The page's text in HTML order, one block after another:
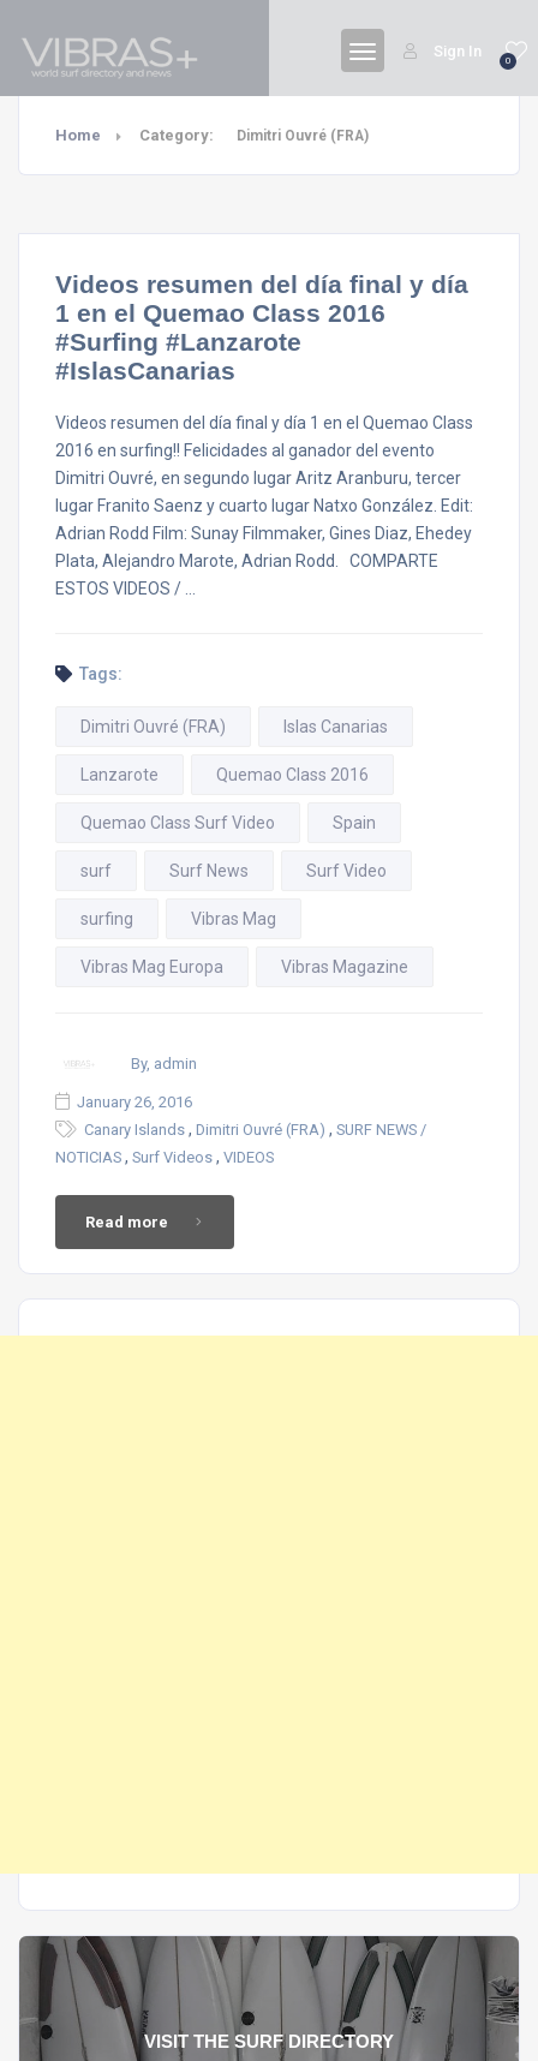
0
Sign In
Home Category: Dimitri Ouvré (FRA)
Videos resumen del día final y día
1 en el Quemao Class 2016
#Surfing #Lanzarote
#IslasCanarias
Videos resumen del día final y día 1 en el Quemao Class
2016 en surfing!! Felicidades al ganador del evento
Dimitri Ouvré, en segundo lugar Aritz Aranburu, tercer
lugar Franito Saenz y cuarto lugar Natxo González. Edit:
Adrian Rodd Film: Sunay Filmmaker, Gines Diaz, Ehedey
Plata, Alejandro Marote, Adrian Rodd. COMPARTE
ESTOS VIDEOS / …
Tags:
Dimitri Ouvré (FRA) Islas Canarias
Lanzarote Quemao Class 2016
Quemao Class Surf Video Spain
surf Surf News Surf Video
surfing Vibras Mag
Vibras Mag Europa Vibras Magazine
By, admin
January 26, 2016
Canary Islands , Dimitri Ouvré (FRA) , SURF NEWS /
NOTICIAS , Surf Videos , VIDEOS
Read more
VISIT THE SURF DIRECTORY